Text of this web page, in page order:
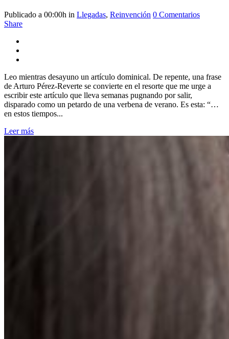
Publicado a 00:00h in Llegadas, Reinvención 0 Comentarios
Share
Leo mientras desayuno un artículo dominical. De repente, una frase
de Arturo Pérez-Reverte se convierte en el resorte que me urge a
escribir este artículo que lleva semanas pugnando por salir,
disparado como un petardo de una verbena de verano. Es esta: “…
en estos tiempos...
Leer más